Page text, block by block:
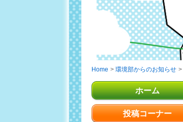
Home 環境部からのお知らせ
ホーム
投稿コーナー